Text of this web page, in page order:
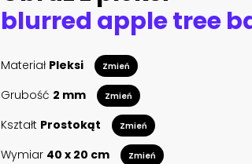
Materiał Pleksi Zmień
Grubość 2 mm Zmień
Kształt Prostokąt Zmień
Wymiar 40 x 20 cm Zmień